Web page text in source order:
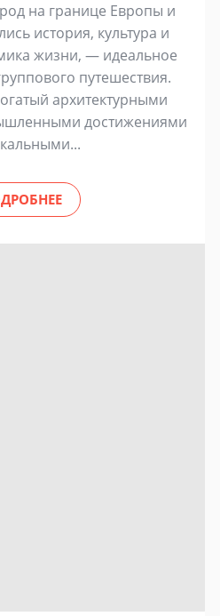
на границе Европы и
история, культура и
жизни, — идеальное
путешествия.
архитектурными
достижениями